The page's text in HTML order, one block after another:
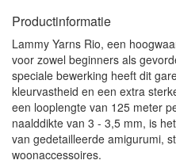
Productinformatie
Lammy Yarns Rio, een
voor zowel beginners als
speciale bewerking heeft dit
kleurvastheid en een extra
een looplengte van 125 meter
naalddikte van 3 - 3,5 mm, is
van gedetailleerde amigurumi,
woonaccessoires.